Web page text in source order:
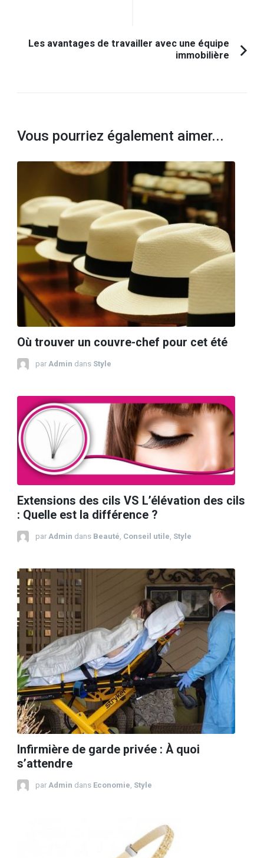
Les avantages de travailler avec une équipe
immobilière
Vous pourriez également aimer...
Où trouver un couvre-chef pour cet été
par Admin dans Style
Extensions des cils VS L’élévation des cils
: Quelle est la différence ?
par Admin dans Beauté Conseil utile Style
Infirmière de garde privée : À quoi
s’attendre
par Admin dans Economie Style